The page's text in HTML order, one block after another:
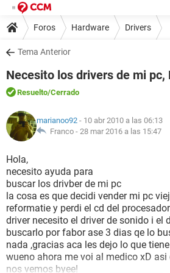
Foros Hardware Drivers
Tema Anterior
Necesito los drivers de mi pc,
Resuelto/Cerrado
marianoo92 - 10 abr 2010 a las 06:13
Franco - 28 mar 2016 a las 15:47
Hola,
necesito ayuda para
buscar los drivber de mi pc
la cosa es que decidi vender mi pc
reformatie y perdi el cd del
driver necesito el driver de sonido i el
buscarlo por fabor ase 3 dias qe lo
nada ,gracias aca les dejo lo que
wueno ahora me voi al medico xD asi
nos vemos byee!